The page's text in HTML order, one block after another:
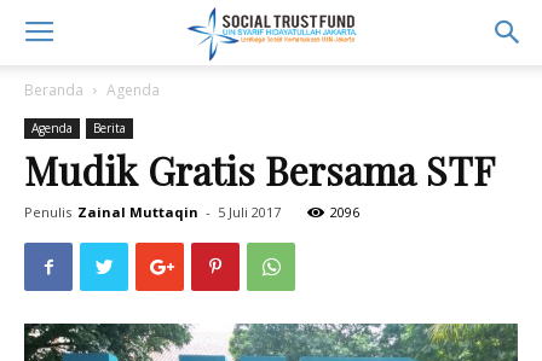
Beranda Agenda
Agenda Berita
Mudik Gratis Bersama STF
Penulis Zainal Muttaqin - 5 Juli 2017 2096